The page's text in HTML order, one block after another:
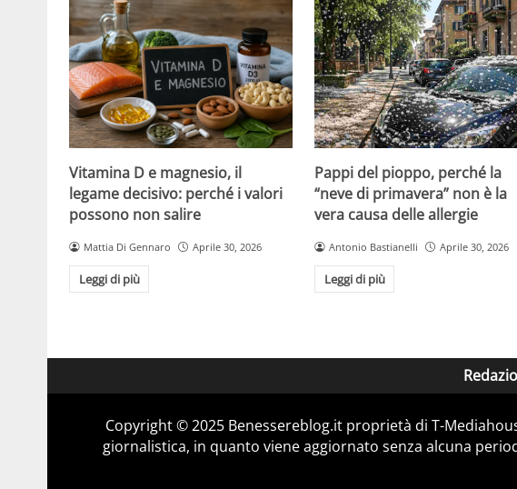
Vitamina D e magnesio, il
legame decisivo: perché i valori
possono non salire
Mattia Di Gennaro Aprile 30, 2026
Leggi di più
Pappi del pioppo, perché la
“neve di primavera” non è la
vera causa delle allergie
Antonio Bastianelli Aprile 30, 2026
Leggi di più
Copyright © 2025 Benessereblog.it proprietà di T-
giornalistica, in quanto viene aggiornato senza alcuna